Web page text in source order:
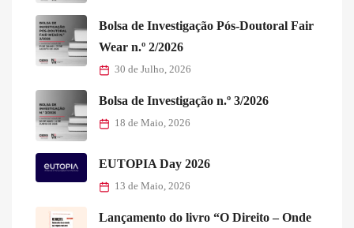
Bolsa de Investigação Pós-Doutoral Fair
Wear n.º 2/2026
30 de Julho, 2026
Bolsa de Investigação n.º 3/2026
18 de Maio, 2026
EUTOPIA Day 2026
13 de Maio, 2026
Lançamento do livro “O Direito – Onde